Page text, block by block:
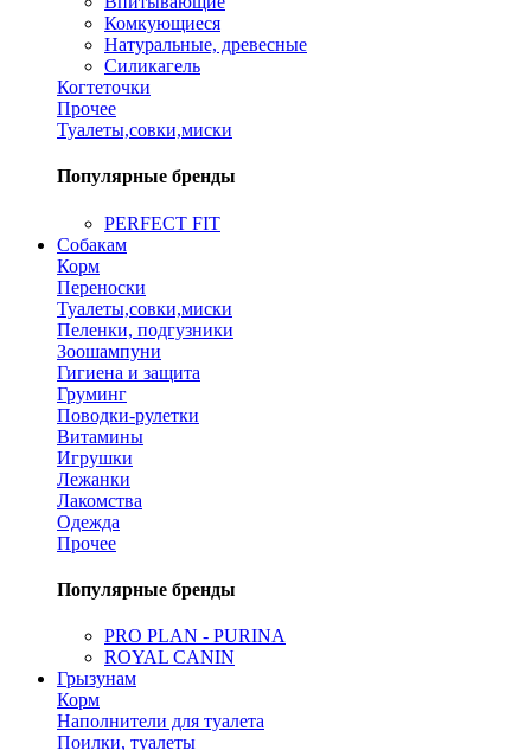
Комкующиеся
Натуральные, древесные
Силикагель
Когтеточки
Прочее
Туалеты,совки,миски
Популярные бренды
PERFECT FIT
Собакам
Корм
Переноски
Туалеты,совки,миски
Пеленки, подгузники
Зоошампуни
Гигиена и защита
Груминг
Поводки-рулетки
Витамины
Игрушки
Лежанки
Лакомства
Одежда
Прочее
Популярные бренды
PRO PLAN - PURINA
ROYAL CANIN
Грызунам
Корм
Наполнители для туалета
Поилки, туалеты